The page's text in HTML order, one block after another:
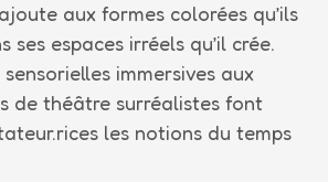
aux formes colorées qu’ils
ses espaces irréels qu’il crée.
immersives aux
de théâtre surréalistes font
les notions du temps